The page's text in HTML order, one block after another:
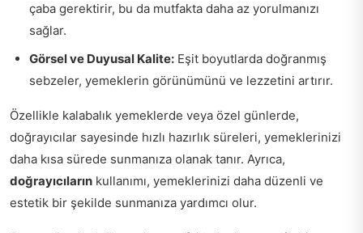
çaba gerektirir, bu da mutfakta daha az yorulmanızı
sağlar.
Görsel ve Duyusal Kalite: Eşit boyutlarda doğranmış
sebzeler, yemeklerin görünümünü ve lezzetini artırır.
Özellikle kalabalık yemeklerde veya özel günlerde,
doğrayıcılar sayesinde hızlı hazırlık süreleri, yemeklerinizi
daha kısa sürede sunmanıza olanak tanır. Ayrıca,
doğrayıcıların kullanımı, yemeklerinizi daha düzenli ve
estetik bir şekilde sunmanıza yardımcı olur.